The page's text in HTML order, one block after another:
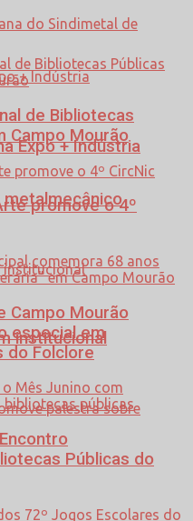
Expo + Indústria
institucional
de Bibliotecas
Campo Mourão
promove o 4º
Campo Mourão
especial em
do Folclore
Públicas do